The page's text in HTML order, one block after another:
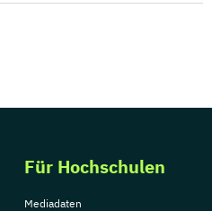
Für Hochschulen
Mediadaten